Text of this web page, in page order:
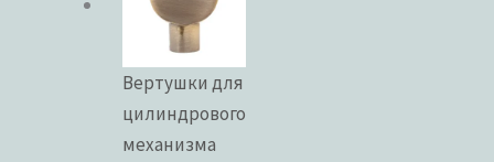
Вертушки для
цилиндрового
механизма